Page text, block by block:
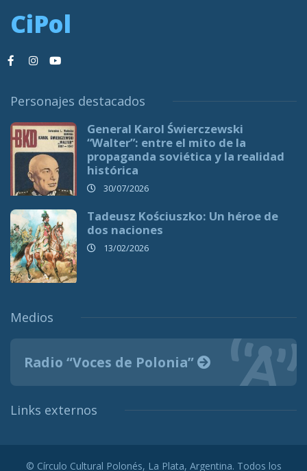
CiPol
Personajes destacados
General Karol Świerczewski
“Walter”: entre el mito de la
propaganda soviética y la realidad
histórica
30/07/2026
Tadeusz Kościuszko: Un héroe de
dos naciones
13/02/2026
Medios
Radio “Voces de Polonia”
Links externos
© Círculo Cultural Polonés, La Plata, Argentina. Todos los